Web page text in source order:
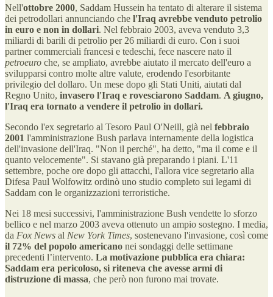
Nell'ottobre 2000, Saddam Hussein ha tentato di alterare il sistema
dei petrodollari annunciando che l'Iraq avrebbe venduto petrolio
in euro e non in dollari. Nel febbraio 2003, aveva venduto 3,3
miliardi di barili di petrolio per 26 miliardi di euro. Con i suoi
partner commerciali francesi e tedeschi, fece nascere nato il
petroeuro che, se ampliato, avrebbe aiutato il mercato dell'euro a
svilupparsi contro molte altre valute, erodendo l'esorbitante
privilegio del dollaro. Un mese dopo gli Stati Uniti, aiutati dal
Regno Unito, invasero l'Iraq e rovesciarono Saddam. A giugno,
l'Iraq era tornato a vendere il petrolio in dollari.
Secondo l'ex segretario al Tesoro Paul O'Neill, già nel febbraio
2001 l'amministrazione Bush parlava internamente della logistica
dell'invasione dell'Iraq. "Non il perché", ha detto, "ma il come e il
quanto velocemente". Si stavano già preparando i piani. L'11
settembre, poche ore dopo gli attacchi, l'allora vice segretario alla
Difesa Paul Wolfowitz ordinò uno studio completo sui legami di
Saddam con le organizzazioni terroristiche.
Nei 18 mesi successivi, l'amministrazione Bush vendette lo sforzo
bellico e nel marzo 2003 aveva ottenuto un ampio sostegno. I media,
da Fox News al New York Times, sostenevano l'invasione, così come
il 72% del popolo americano nei sondaggi delle settimane
precedenti l’intervento. La motivazione pubblica era chiara:
Saddam era pericoloso, si riteneva che avesse armi di
distruzione di massa, che però non furono mai trovate.